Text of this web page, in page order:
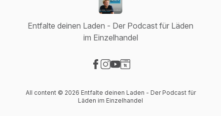
Entfalte deinen Laden - Der Podcast für Läden
im Einzelhandel
All content © 2026 Entfalte deinen Laden - Der Podcast für
Läden im Einzelhandel